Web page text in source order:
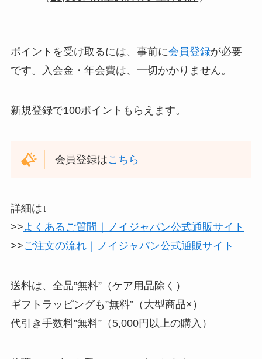
ポイントを受け取るには、事前に会員登録が必要
です。入会金・年会費は、一切かかりません。
新規登録で100ポイントもらえます。
会員登録はこちら
詳細は↓
>>よくあるご質問｜ノイジャパン公式通販サイト
>>ご注文の流れ｜ノイジャパン公式通販サイト
送料は、全品”無料”（ケア用品除く）
ギフトラッピングも”無料”（大型商品×）
代引き手数料”無料”（5,000円以上の購入）